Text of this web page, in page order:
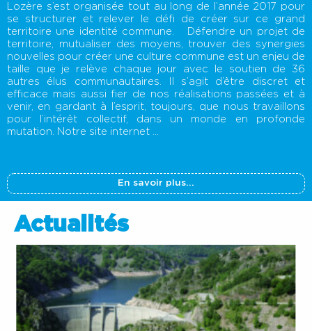
Lozère s’est organisée tout au long de l’année 2017 pour
se structurer et relever le défi de créer sur ce grand
territoire une identité commune. Défendre un projet de
territoire, mutualiser des moyens, trouver des synergies
nouvelles pour créer une culture commune est un enjeu de
taille que je relève chaque jour avec le soutien de 36
autres élus communautaires. Il s’agit d’être discret et
efficace mais aussi fier de nos réalisations passées et à
venir, en gardant à l’esprit, toujours, que nous travaillons
pour l’intérêt collectif, dans un monde en profonde
mutation. Notre site internet ...
En savoir plus...
Actualités